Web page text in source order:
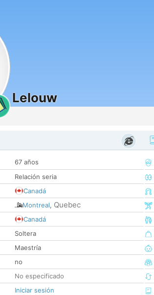
Lelouw
67 años
Relación seria
Canadá
Montreal, Quebec
Canadá
Soltera
Maestría
no
No especificado
Iniciar sesión